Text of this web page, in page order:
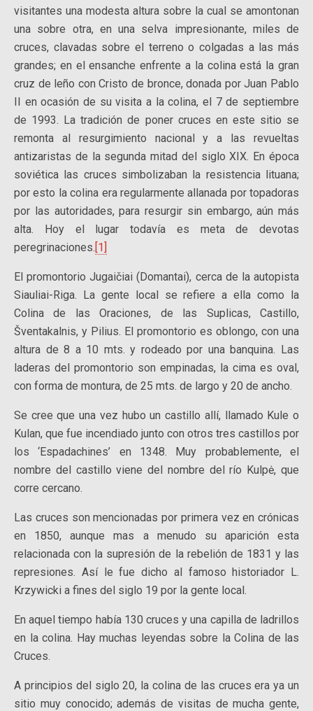
visitantes una modesta altura sobre la cual se amontonan
una sobre otra, en una selva impresionante, miles de
cruces, clavadas sobre el terreno o colgadas a las más
grandes; en el ensanche enfrente a la colina está la gran
cruz de leño con Cristo de bronce, donada por Juan Pablo
II en ocasión de su visita a la colina, el 7 de septiembre
de 1993. La tradición de poner cruces en este sitio se
remonta al resurgimiento nacional y a las revueltas
antizaristas de la segunda mitad del siglo XIX. En época
soviética las cruces simbolizaban la resistencia lituana;
por esto la colina era regularmente allanada por topadoras
por las autoridades, para resurgir sin embargo, aún más
alta. Hoy el lugar todavía es meta de devotas
peregrinaciones.[1]
El promontorio Jugaičiai (Domantai), cerca de la autopista
Siauliai-Riga. La gente local se refiere a ella como la
Colina de las Oraciones, de las Suplicas, Castillo,
Šventakalnis, y Pilius. El promontorio es oblongo, con una
altura de 8 a 10 mts. y rodeado por una banquina. Las
laderas del promontorio son empinadas, la cima es oval,
con forma de montura, de 25 mts. de largo y 20 de ancho.
Se cree que una vez hubo un castillo allí, llamado Kule o
Kulan, que fue incendiado junto con otros tres castillos por
los ‘Espadachines’ en 1348. Muy probablemente, el
nombre del castillo viene del nombre del río Kulpė, que
corre cercano.
Las cruces son mencionadas por primera vez en crónicas
en 1850, aunque mas a menudo su aparición esta
relacionada con la supresión de la rebelión de 1831 y las
represiones. Así le fue dicho al famoso historiador L.
Krzywicki a fines del siglo 19 por la gente local.
En aquel tiempo había 130 cruces y una capilla de ladrillos
en la colina. Hay muchas leyendas sobre la Colina de las
Cruces.
A principios del siglo 20, la colina de las cruces era ya un
sitio muy conocido; además de visitas de mucha gente,